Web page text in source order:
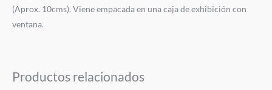
(Aprox. 10cms). Viene empacada en una caja de exhibición con
ventana.
Productos relacionados